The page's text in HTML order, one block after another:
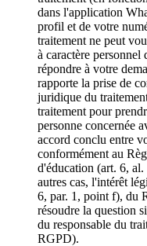
dans l'application
profil et de votre
traitement ne peut
à caractère personnel
répondre à votre
rapporte la prise de
juridique du
traitement pour
personne concernée
accord conclu entre
conformément au
d'éducation (art. 6,
autres cas, l'intérêt
6, par. 1, point f), du
résoudre la question
du responsable du
RGPD).